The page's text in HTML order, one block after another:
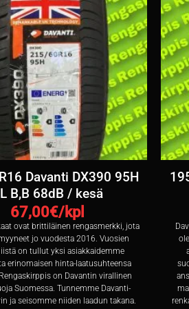
Davanti DX390 95H
B,B 68dB / kesä
67,00€/kpl
ovat brittiläinen rengasmerkki, jota
jo vuodesta 2016. Vuosien
on tullut yksi asiakkaidemme
erinomaisen hinta-laatusuhteensa
on Davantin virallinen
Suomessa. Tunnemme Davanti-
ja seisomme niiden laadun takana.